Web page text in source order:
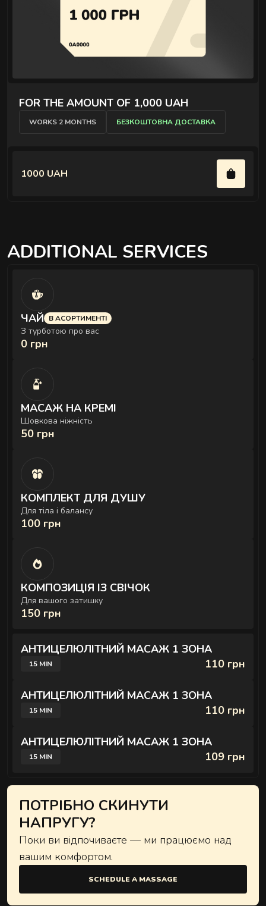
FOR THE AMOUNT OF 1,000 UAH
WORKS 2 MONTHS БЕЗКОШТОВНА ДОСТАВКА
1000 UAH
ADDITIONAL SERVICES
ЧАЙ В АСОРТИМЕНТІ
З турботою про вас
0 грн
МАСАЖ НА КРЕМІ
Шовкова ніжність
50 грн
КОМПЛЕКТ ДЛЯ ДУШУ
Для тіла і балансу
100 грн
КОМПОЗИЦІЯ ІЗ СВІЧОК
Для вашого затишку
150 грн
АНТИЦЕЛЮЛІТНИЙ МАСАЖ 1 ЗОНА
15 MIN 110 грн
АНТИЦЕЛЮЛІТНИЙ МАСАЖ 1 ЗОНА
15 MIN 110 грн
АНТИЦЕЛЮЛІТНИЙ МАСАЖ 1 ЗОНА
15 MIN 109 грн
ПОТРІБНО СКИНУТИ
НАПРУГУ?
Поки ви відпочиваєте — ми працюємо над
вашим комфортом.
SCHEDULE A MASSAGE